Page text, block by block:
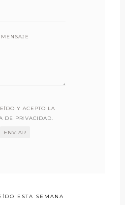
MENSAJE
Y ACEPTO LA
DE PRIVACIDAD.
ESTA SEMANA